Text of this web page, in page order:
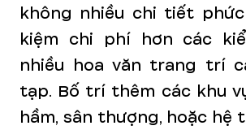
không nhiều chi tiết
kiệm chi phí hơn các
nhiều hoa văn trang trí
tạp. Bố trí thêm các khu
hầm, sân thượng, hoặc hệ